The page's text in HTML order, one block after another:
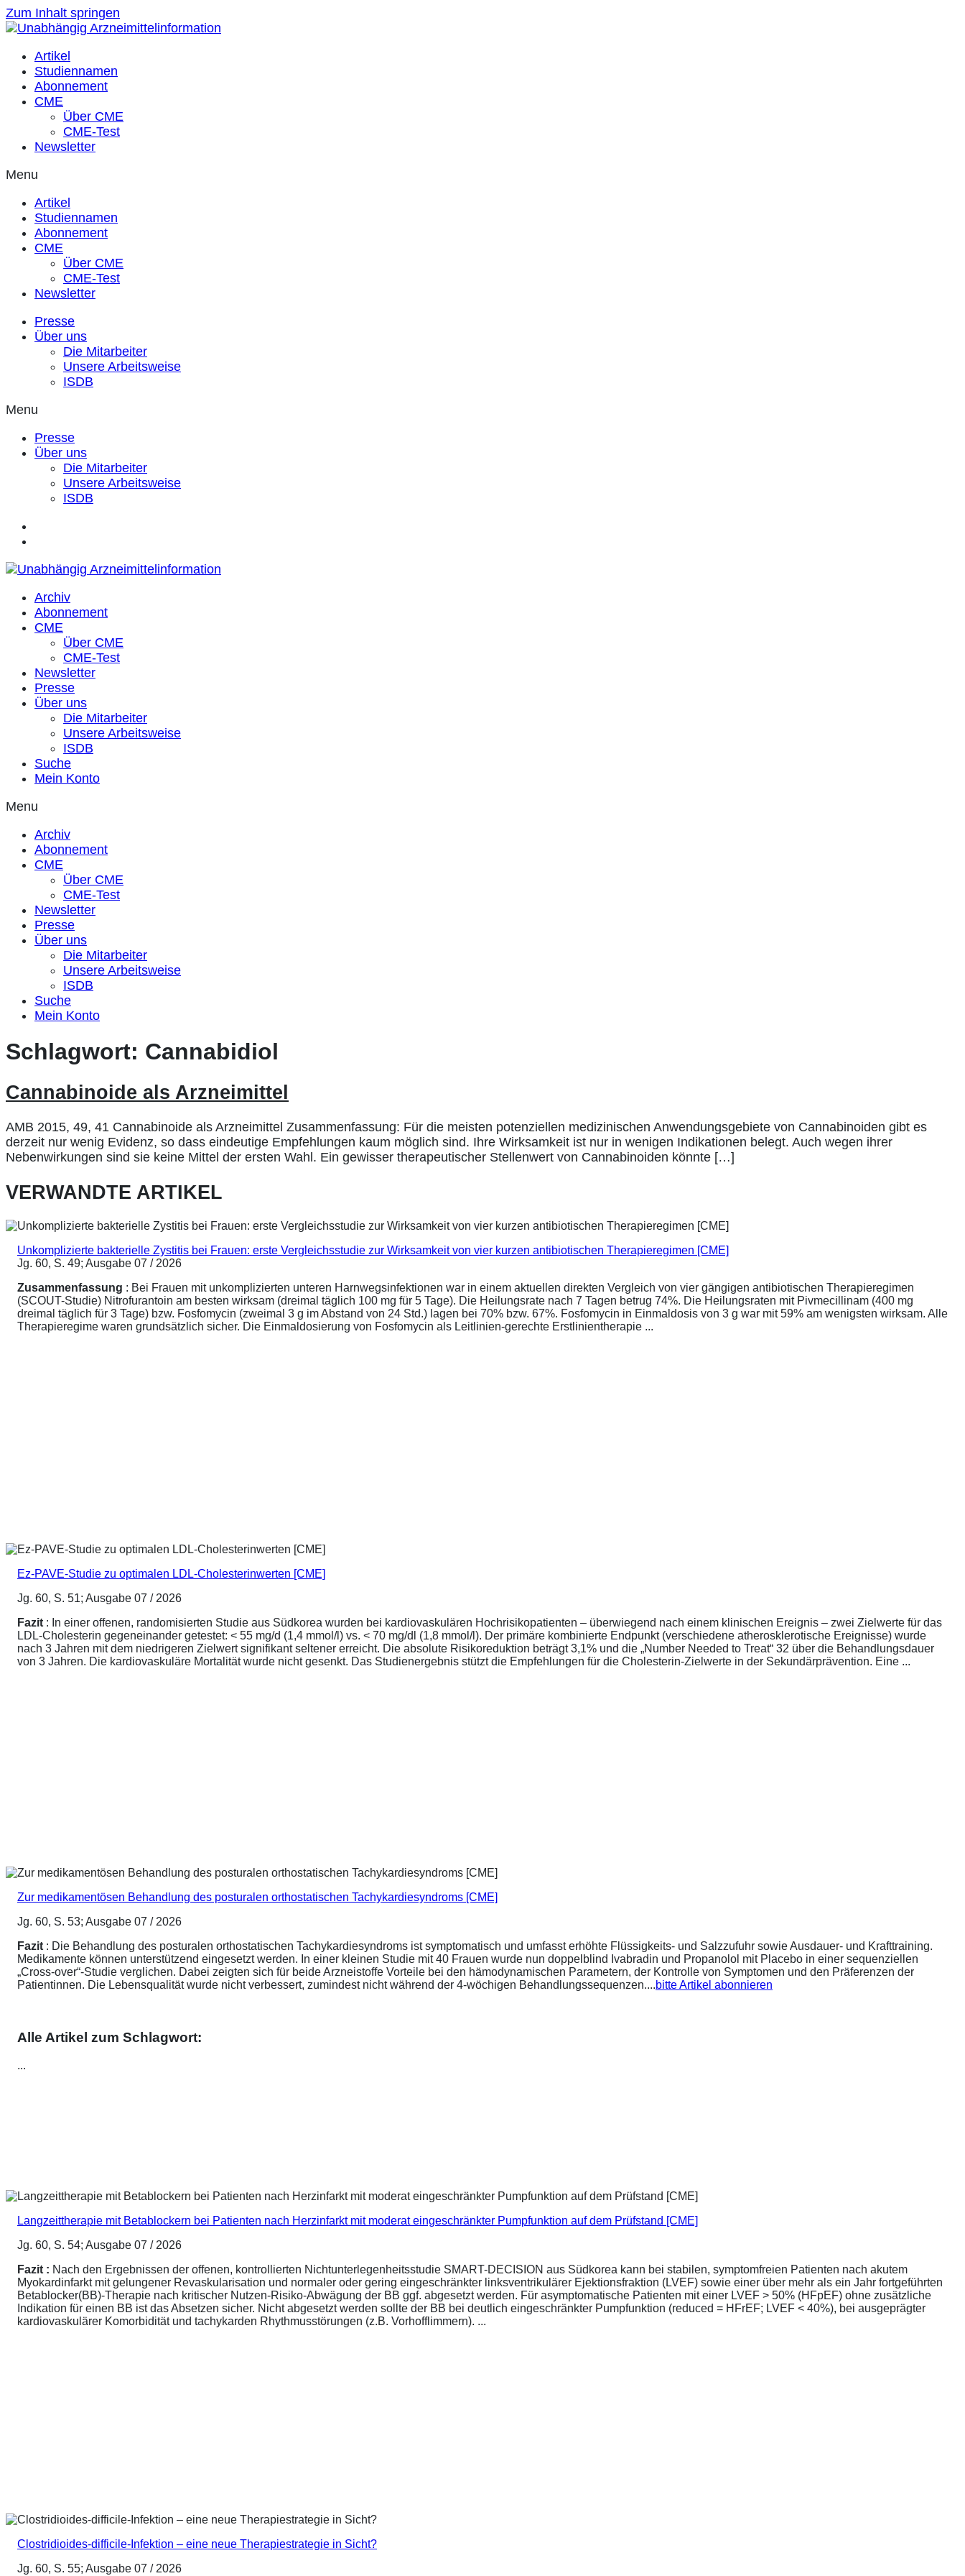
Zum Inhalt springen
Artikel
Studiennamen
Abonnement
CME
Über CME
CME-Test
Newsletter
Menu
Artikel
Studiennamen
Abonnement
CME
Über CME
CME-Test
Newsletter
Presse
Über uns
Die Mitarbeiter
Unsere Arbeitsweise
ISDB
Menu
Presse
Über uns
Die Mitarbeiter
Unsere Arbeitsweise
ISDB
Archiv
Abonnement
CME
Über CME
CME-Test
Newsletter
Presse
Über uns
Die Mitarbeiter
Unsere Arbeitsweise
ISDB
Suche
Mein Konto
Menu
Archiv
Abonnement
CME
Über CME
CME-Test
Newsletter
Presse
Über uns
Die Mitarbeiter
Unsere Arbeitsweise
ISDB
Suche
Mein Konto
Schlagwort: Cannabidiol
Cannabinoide als Arzneimittel
AMB 2015, 49, 41 Cannabinoide als Arzneimittel Zusammenfassung: Für die meisten potenziellen medizinischen Anwendungsgebiete von Cannabinoiden gibt es
derzeit nur wenig Evidenz, so dass eindeutige Empfehlungen kaum möglich sind. Ihre Wirksamkeit ist nur in wenigen Indikationen belegt. Auch wegen ihrer
Nebenwirkungen sind sie keine Mittel der ersten Wahl. Ein gewisser therapeutischer Stellenwert von Cannabinoiden könnte […]
VERWANDTE ARTIKEL
Unkomplizierte bakterielle Zystitis bei Frauen: erste Vergleichsstudie zur Wirksamkeit von vier kurzen antibiotischen Therapieregimen [CME]
Jg. 60, S. 49; Ausgabe 07 / 2026
Zusammenfassung : Bei Frauen mit unkomplizierten unteren Harnwegsinfektionen war in einem aktuellen direkten Vergleich von vier gängigen antibiotischen Therapieregimen
(SCOUT-Studie) Nitrofurantoin am besten wirksam (dreimal täglich 100 mg für 5 Tage). Die Heilungsrate nach 7 Tagen betrug 74%. Die Heilungsraten mit Pivmecillinam (400 mg
dreimal täglich für 3 Tage) bzw. Fosfomycin (zweimal 3 g im Abstand von 24 Std.) lagen bei 70% bzw. 67%. Fosfomycin in Einmaldosis von 3 g war mit 59% am wenigsten wirksam. Alle
Therapieregime waren grundsätzlich sicher. Die Einmaldosierung von Fosfomycin als Leitlinien-gerechte Erstlinientherapie ...
Ez-PAVE-Studie zu optimalen LDL-Cholesterinwerten [CME]
Jg. 60, S. 51; Ausgabe 07 / 2026
Fazit : In einer offenen, randomisierten Studie aus Südkorea wurden bei kardiovaskulären Hochrisikopatienten – überwiegend nach einem klinischen Ereignis – zwei Zielwerte für das
LDL-Cholesterin gegeneinander getestet: < 55 mg/d (1,4 mmol/l) vs. < 70 mg/dl (1,8 mmol/l). Der primäre kombinierte Endpunkt (verschiedene atherosklerotische Ereignisse) wurde
nach 3 Jahren mit dem niedrigeren Zielwert signifikant seltener erreicht. Die absolute Risikoreduktion beträgt 3,1% und die „Number Needed to Treat“ 32 über die Behandlungsdauer
von 3 Jahren. Die kardiovaskuläre Mortalität wurde nicht gesenkt. Das Studienergebnis stützt die Empfehlungen für die Cholesterin-Zielwerte in der Sekundärprävention. Eine ...
Zur medikamentösen Behandlung des posturalen orthostatischen Tachykardiesyndroms [CME]
Jg. 60, S. 53; Ausgabe 07 / 2026
Fazit : Die Behandlung des posturalen orthostatischen Tachykardiesyndroms ist symptomatisch und umfasst erhöhte Flüssigkeits- und Salzzufuhr sowie Ausdauer- und Krafttraining.
Medikamente können unterstützend eingesetzt werden. In einer kleinen Studie mit 40 Frauen wurde nun doppelblind Ivabradin und Propanolol mit Placebo in einer sequenziellen
„Cross-over“-Studie verglichen. Dabei zeigten sich für beide Arzneistoffe Vorteile bei den hämodynamischen Parametern, der Kontrolle von Symptomen und den Präferenzen der
Patientinnen. Die Lebensqualität wurde nicht verbessert, zumindest nicht während der 4-wöchigen Behandlungssequenzen....bitte Artikel abonnieren
Alle Artikel zum Schlagwort:
...
Langzeittherapie mit Betablockern bei Patienten nach Herzinfarkt mit moderat eingeschränkter Pumpfunktion auf dem Prüfstand [CME]
Jg. 60, S. 54; Ausgabe 07 / 2026
Fazit : Nach den Ergebnissen der offenen, kontrollierten Nichtunterlegenheitsstudie SMART-DECISION aus Südkorea kann bei stabilen, symptomfreien Patienten nach akutem
Myokardinfarkt mit gelungener Revaskularisation und normaler oder gering eingeschränkter linksventrikulärer Ejektionsfraktion (LVEF) sowie einer über mehr als ein Jahr fortgeführten
Betablocker(BB)-Therapie nach kritischer Nutzen-Risiko-Abwägung der BB ggf. abgesetzt werden. Für asymptomatische Patienten mit einer LVEF > 50% (HFpEF) ohne zusätzliche
Indikation für einen BB ist das Absetzen sicher. Nicht abgesetzt werden sollte der BB bei deutlich eingeschränkter Pumpfunktion (reduced = HFrEF; LVEF < 40%), bei ausgeprägter
kardiovaskulärer Komorbidität und tachykarden Rhythmusstörungen (z.B. Vorhofflimmern). ...
Clostridioides-difficile-Infektion – eine neue Therapiestrategie in Sicht?
Jg. 60, S. 55; Ausgabe 07 / 2026